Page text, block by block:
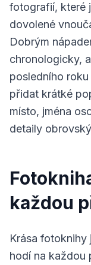
fotografií, které
dovolené
Dobrým
chronologicky,
posledního
přidat krátké
místo, jména
detaily
každou
Krása
hodí na každou